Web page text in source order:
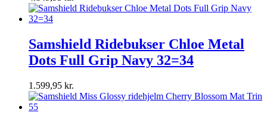
Samshield Ridebukser Chloe Metal
Dots Full Grip Navy 32=34
1.599,95 kr.